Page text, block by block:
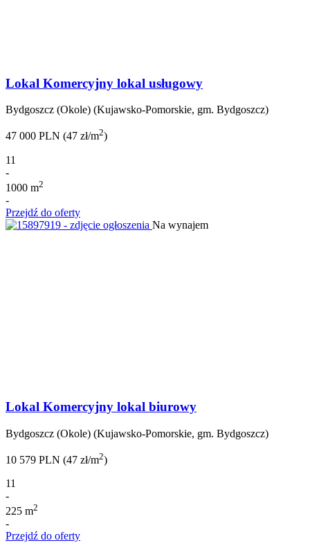
Lokal Komercyjny lokal usługowy
Bydgoszcz (Okole) (Kujawsko-Pomorskie, gm. Bydgoszcz)
47 000 PLN (47 zł/m2)
11
-
1000 m2
-
Przejdź do oferty
Na wynajem
Lokal Komercyjny lokal biurowy
Bydgoszcz (Okole) (Kujawsko-Pomorskie, gm. Bydgoszcz)
10 579 PLN (47 zł/m2)
11
-
225 m2
-
Przejdź do oferty